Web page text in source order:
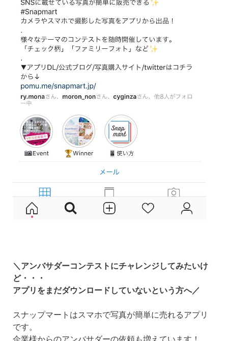
＼アンバサダーコンテストにチャレンジしてみたいけ
ど・・・
アプリをまだダウンロードしていないという方へ／
スナップマートはスマホで写真が簡単に売れるアプリ
です。
企業様からのアンバサダーの依頼も増えています！